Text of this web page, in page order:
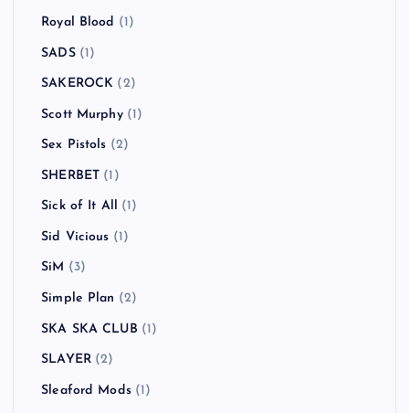
Royal Blood (1)
SADS(1)
SAKEROCK (2)
Scott Murphy(1)
Sex Pistols (2)
SHERBET (1)
Sick of It All (1)
Sid Vicious (1)
SiM (3)
Simple Plan (2)
SKA SKA CLUB (1)
SLAYER(2)
Sleaford Mods(1)